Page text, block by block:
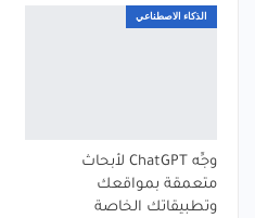
الذكاء الاصطناعي
وجِّه ChatGPT لأبحاث
متعمقة بمواقعك
وتطبيقاتك الخاصة